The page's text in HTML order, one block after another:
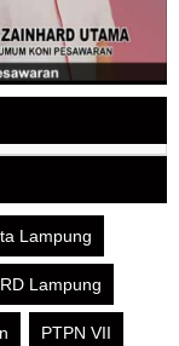
Lampung
Lampung
PTPN VII